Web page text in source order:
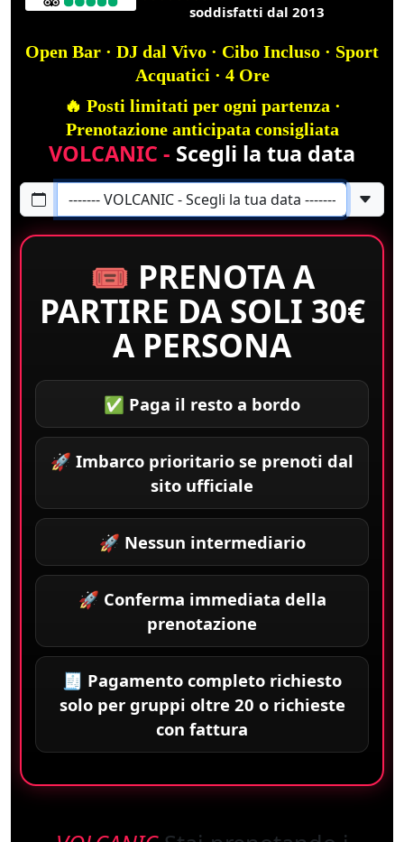
soddisfatti dal 2013
Open Bar · DJ dal Vivo · Cibo Incluso · Sport
Acquatici · 4 Ore
🔥 Posti limitati per ogni partenza ·
Prenotazione anticipata consigliata
VOLCANIC - Scegli la tua data
🎟️ PRENOTA A
PARTIRE DA SOLI 30€
A PERSONA
✅ Paga il resto a bordo
🚀 Imbarco prioritario se prenoti dal
sito ufficiale
🚀 Nessun intermediario
🚀 Conferma immediata della
prenotazione
🧾 Pagamento completo richiesto
solo per gruppi oltre 20 o richieste
con fattura